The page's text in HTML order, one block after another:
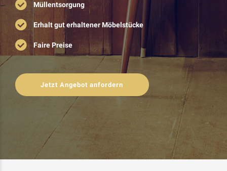
Müllentsorgung
Erhalt gut erhaltener Möbelstücke
Faire Preise
Jetzt Angebot anfordern